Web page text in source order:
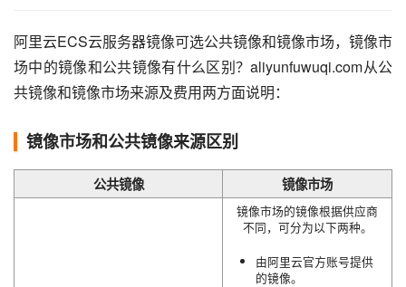
阿里云ECS云服务器镜像可选公共镜像和镜像市场，镜像市
场中的镜像和公共镜像有什么区别？aliyunfuwuqi.com从公
共镜像和镜像市场来源及费用两方面说明：
镜像市场和公共镜像来源区别
公共镜像 镜像市场
镜像市场的镜像根据供应商
不同，可分为以下两种。
由阿里云官方账号提供
的镜像。